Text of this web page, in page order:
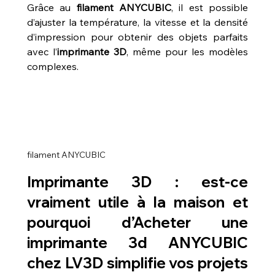
Grâce au filament ANYCUBIC, il est possible
d’ajuster la température, la vitesse et la densité
d’impression pour obtenir des objets parfaits
avec l’imprimante 3D, même pour les modèles
complexes.
filament ANYCUBIC
Imprimante 3D : est-ce
vraiment utile à la maison et
pourquoi d’Acheter une
imprimante 3d ANYCUBIC
chez LV3D simplifie vos projets